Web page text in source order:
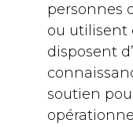
personnes
ou utilisent
disposent
soutien